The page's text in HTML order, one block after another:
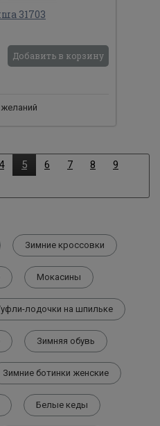
31703
Добавить в корзину
5 6 7 8
9
Зимние кроссовки
Мокасины
лодочки на шпильке
Зимняя обувь
Зимние ботинки женские
Белые кеды